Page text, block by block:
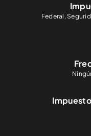
Federal,